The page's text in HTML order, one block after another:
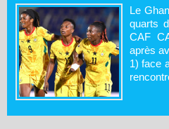
Le
quarts
CAF
après
1) face